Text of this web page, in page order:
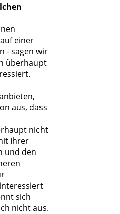
einer
- sagen wir
überhaupt
aus, dass
nicht
Ihrer
und den
sich
nicht aus.